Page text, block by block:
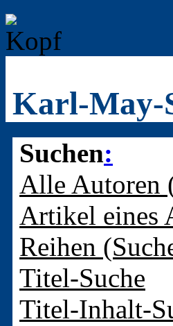
Karl-May-
Suchen:
Alle Autoren
Artikel eines
Reihen
Titel-Suche
Titel-Inhalt-